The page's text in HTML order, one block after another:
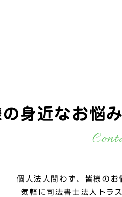
身近なお悩
個人法人問わず、皆様のお
気軽に司法書士法人トラ